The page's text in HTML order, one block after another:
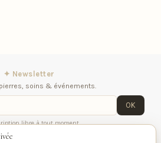
✦ Newsletter
soins & événements.
OK
libre à tout moment.